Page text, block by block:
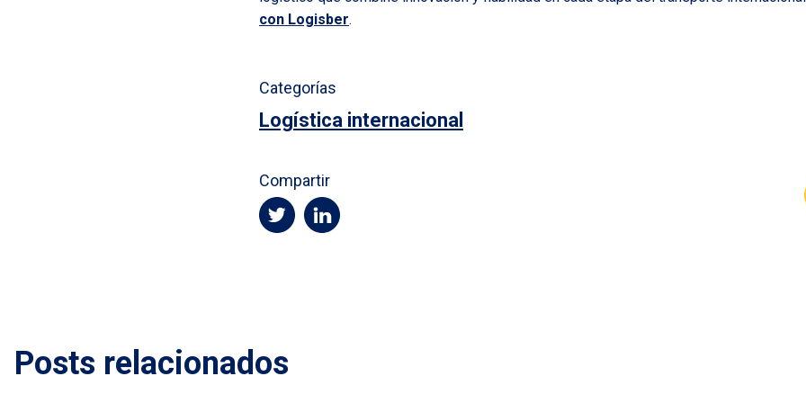
con Logisber.
Categorías
Logística internacional
Compartir
Posts relacionados